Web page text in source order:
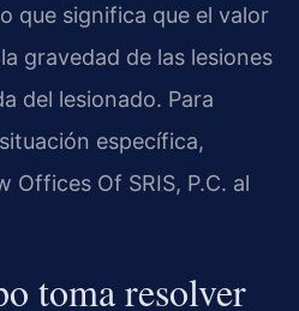
que significa que el valor
gravedad de las lesiones
del lesionado. Para
específica,
Offices Of SRIS, P.C. al
toma resolver